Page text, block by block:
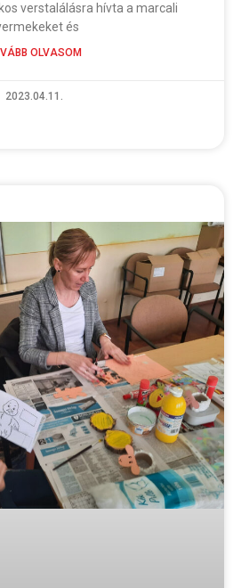
verstalálásra hívta a marcali
és
OLVASOM
2023.04.11.